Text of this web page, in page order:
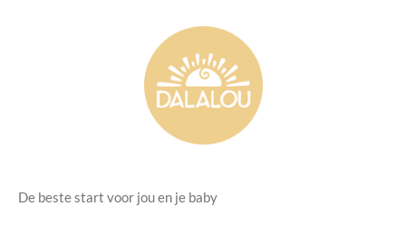
De beste start voor jou en je baby